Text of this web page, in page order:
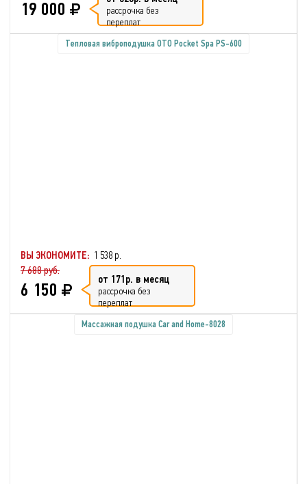
19 000
рассрочка без
переплат
Тепловая виброподушка OTO Pocket Spa PS-600
ВЫ ЭКОНОМИТЕ: 1 538 р.
7 688 руб.
6 150 от 171р. в месяц
рассрочка без
переплат
Массажная подушка Car and Home-8028